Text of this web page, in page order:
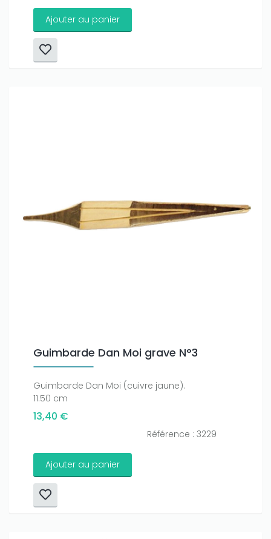
Ajouter au panier
Guimbarde Dan Moi grave N°3
Guimbarde Dan Moi (cuivre jaune).
11.50 cm
13,40 €
Référence : 3229
Ajouter au panier